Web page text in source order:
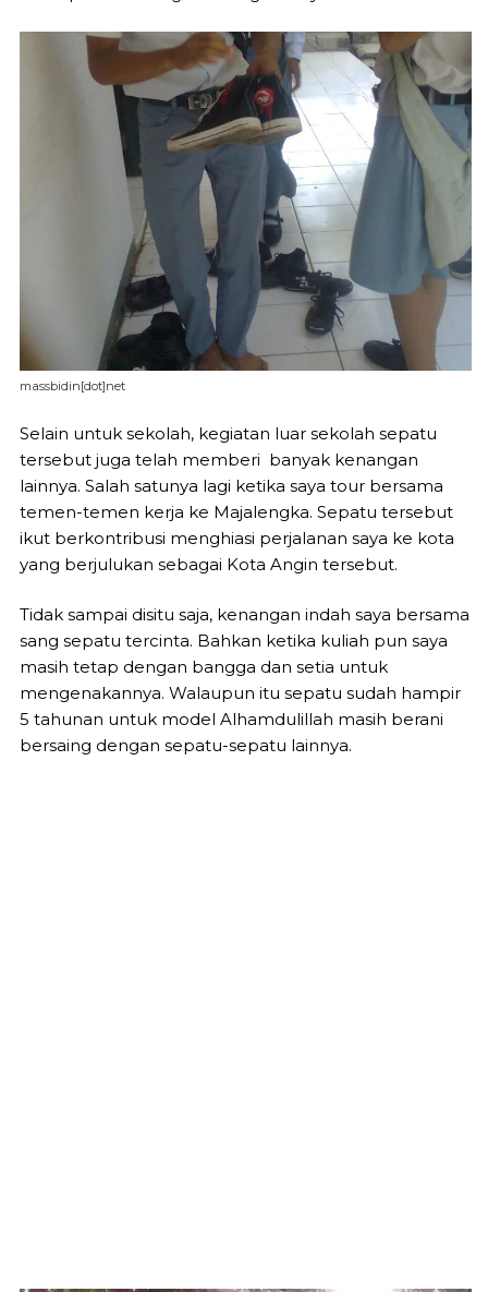
massbidin[dot]net
Selain untuk sekolah, kegiatan luar sekolah sepatu
tersebut juga telah memberi banyak kenangan
lainnya. Salah satunya lagi ketika saya tour bersama
temen-temen kerja ke Majalengka. Sepatu tersebut
ikut berkontribusi menghiasi perjalanan saya ke kota
yang berjulukan sebagai Kota Angin tersebut.
Tidak sampai disitu saja, kenangan indah saya bersama
sang sepatu tercinta. Bahkan ketika kuliah pun saya
masih tetap dengan bangga dan setia untuk
mengenakannya. Walaupun itu sepatu sudah hampir
5 tahunan untuk model Alhamdulillah masih berani
bersaing dengan sepatu-sepatu lainnya.